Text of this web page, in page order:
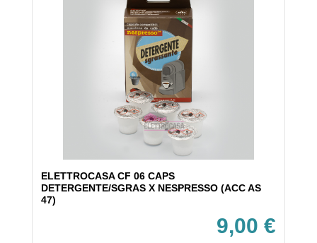
ELETTROCASA CF 06 CAPS
DETERGENTE/SGRAS X NESPRESSO (ACC AS
47)
9,00 €